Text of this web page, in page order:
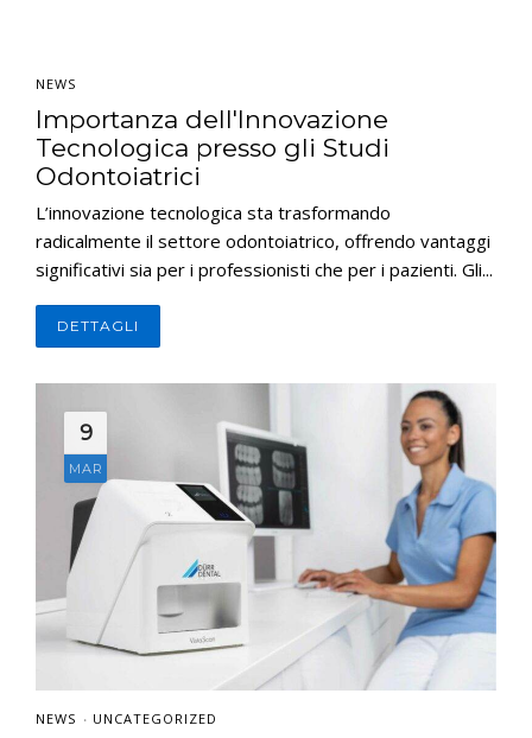
NEWS
Importanza dell'Innovazione
Tecnologica presso gli Studi
Odontoiatrici
L’innovazione tecnologica sta trasformando
radicalmente il settore odontoiatrico, offrendo vantaggi
significativi sia per i professionisti che per i pazienti. Gli...
DETTAGLI
9
MAR
NEWS • UNCATEGORIZED